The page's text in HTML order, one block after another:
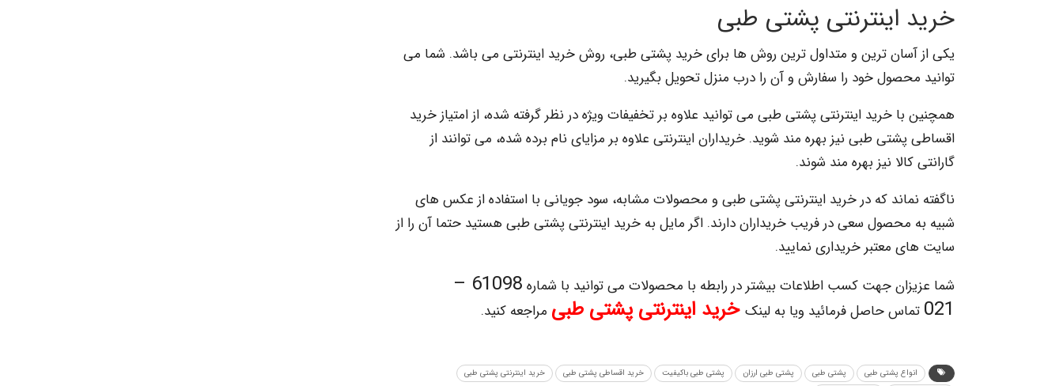
خرید اینترنتی پشتی طبی
یکی از آسان ترین و متداول ترین روش ها برای خرید پشتی طبی، روش خرید اینترنتی می باشد. شما می
توانید محصول خود را سفارش و آن را درب منزل تحویل بگیرید.
همچنین با خرید اینترنتی پشتی طبی می توانید علاوه بر تخفیفات ویژه در نظر گرفته شده، از امتیاز خرید
اقساطی پشتی طبی نیز بهره مند شوید. خریداران اینترنتی علاوه بر مزایای نام برده شده، می توانند از
گارانتی کالا نیز بهره مند شوند.
ناگفته نماند که در خرید اینترنتی پشتی طبی و محصولات مشابه، سود جویانی با استفاده از عکس های
شبیه به محصول سعی در فریب خریداران دارند. اگر مایل به خرید اینترنتی پشتی طبی هستید حتما آن را از
سایت های معتبر خریداری نمایید.
شما عزیزان جهت کسب اطلاعات بیشتر در رابطه با محصولات می توانید با شماره
61098 –
021 تماس حاصل فرمائید ویا به لینک خرید اینترنتی پشتی طبی مراجعه کنید.
انواع پشتی طبی پشتی طبی پشتی طبی ارزان پشتی طبی باکیفیت خرید اقساطی پشتی طبی
خرید اینترنتی پشتی طبی